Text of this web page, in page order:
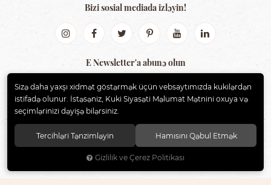
Bizi sosial mediada izləyin!
E Newsletter'a abunə olun
GÖNDƏR
BIBS AZERBAIJAN . Bütün hüquqlar qorunur.
Sizə daha yaxşı xidmət göstərmək üçün vebsaytımızda kukilərdən
istifadə olunur. İstəsəniz, Kuki Siyasəti Məlumat Mətnini oxuya və
seçimlərinizi dəyişə bilərsiniz.
Tercihləri Tənzimləyin Hamısını Qəbul Etmək
Gizlilik ve Çerez Politikası